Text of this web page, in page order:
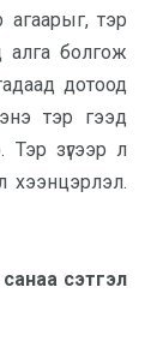
тэр
алга болгож
до­­тоод
тэр гээд
зүгээр л
хээн­цэр­лэл.
сэтгэл